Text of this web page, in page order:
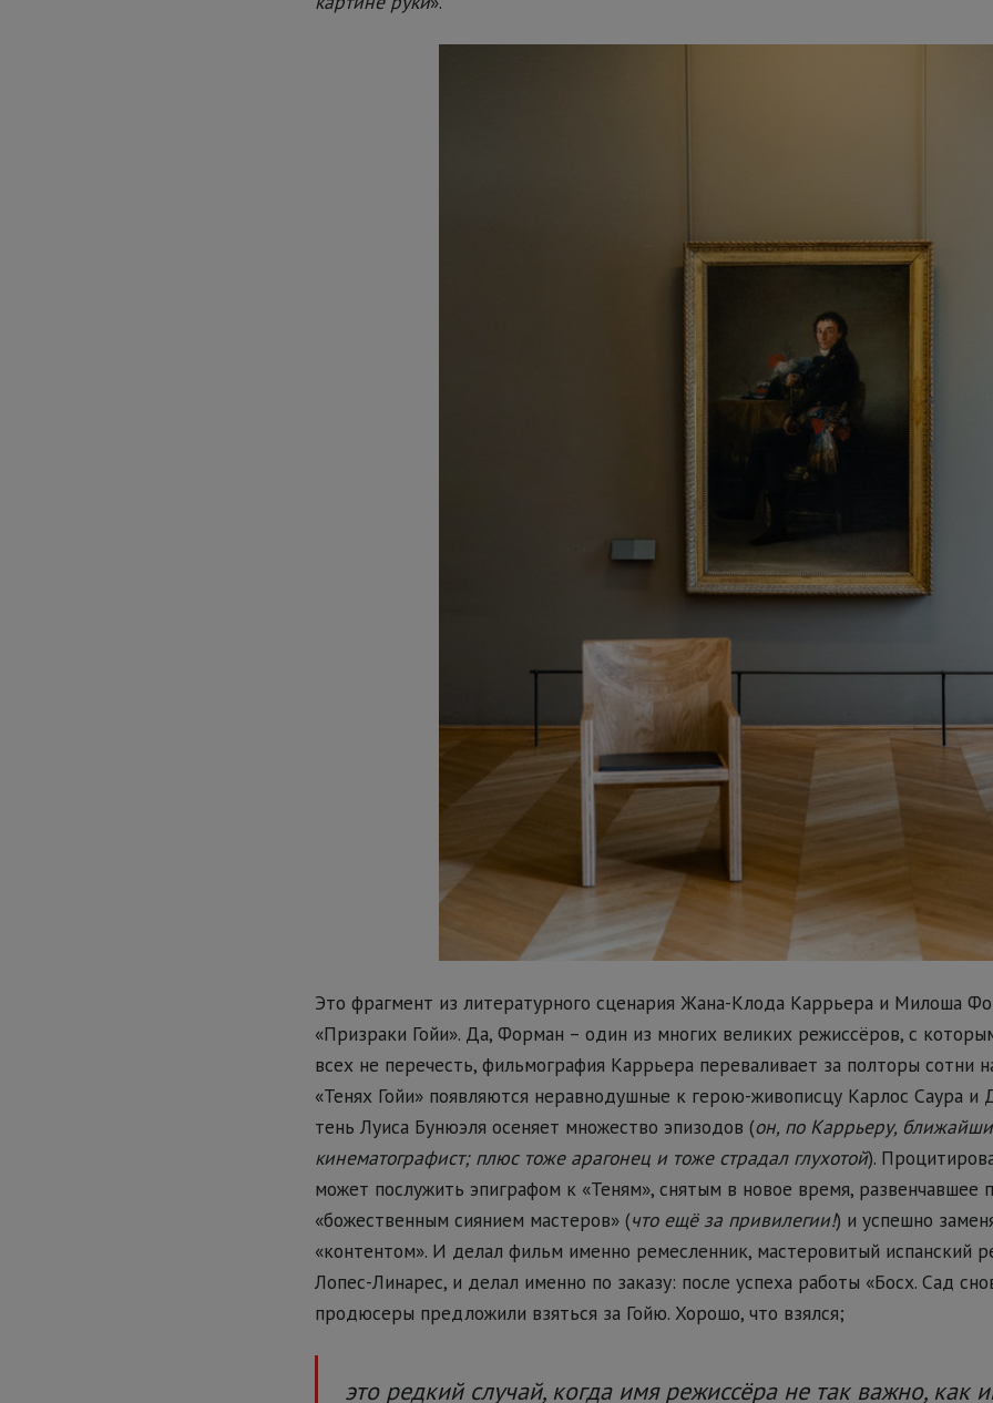
Это фрагмент из литературного сценария Жана-Клода Каррьера и Милоша
«Призраки Гойи». Да, Форман – один из многих великих режиссёров, с
всех не перечесть, фильмография Каррьера переваливает за полторы сотни
«Тенях Гойи» появляются неравнодушные к герою-живописцу Карлос Саура и
тень Луиса Бунюэля осеняет множество эпизодов (он, по Каррьеру,
кинематографист; плюс тоже арагонец и тоже страдал глухотой).
может послужить эпиграфом к «Теням», снятым в новое время, развенчавшее
«божественным сиянием мастеров» (что ещё за привилегии!) и успешно
«контентом». И делал фильм именно ремесленник, мастеровитый испанский
Лопес-Линарес, и делал именно по заказу: после успеха работы «Босх. Сад
продюсеры предложили взяться за Гойю. Хорошо, что взялся;
это редкий случай, когда имя режиссёра не так важно, как